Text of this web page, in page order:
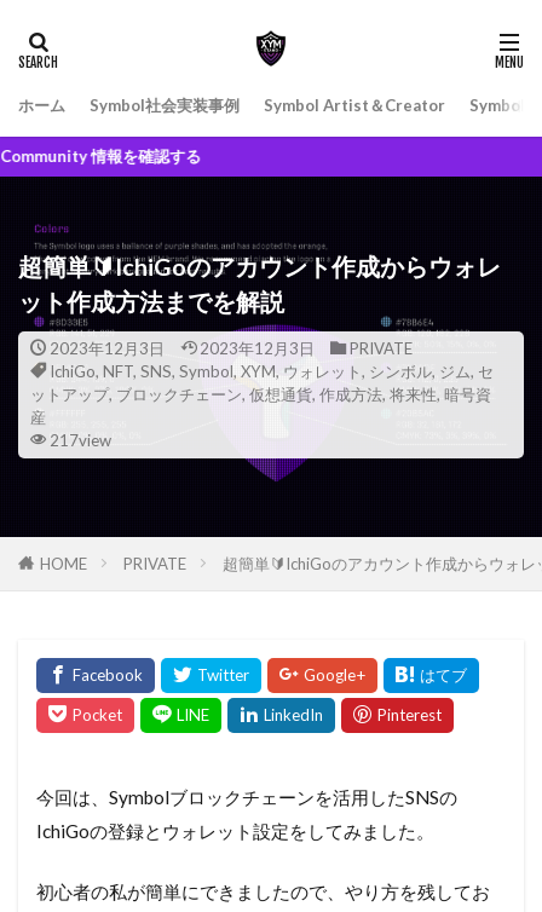
ホーム Symbol社会実装事例 Symbol Artist＆Creator Symbol(
報を確認する
超簡単🔰IchiGoのアカウント作成からウォレ
ット作成方法までを解説
2023年12月3日 2023年12月3日
PRIVATE
IchiGo, NFT, SNS, Symbol, XYM, ウォレット, シンボル, ジム, セ
ットアップ, ブロックチェーン, 仮想通貨, 作成方法, 将来性, 暗号資
産
217view
HOME PRIVATE 超簡単🔰IchiGoのアカウント作成からウォ
今回は、Symbolブロックチェーンを活用したSNSの
IchiGoの登録とウォレット設定をしてみました。
初心者の私が簡単にできましたので、やり方を残してお